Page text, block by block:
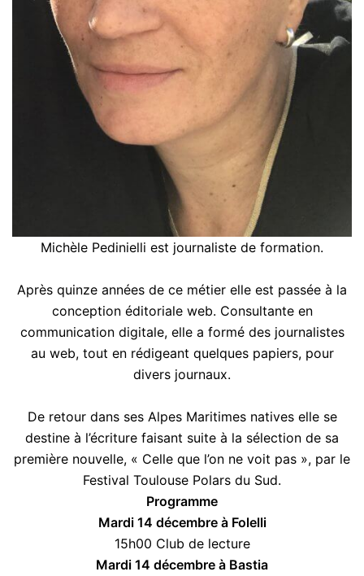
Michèle Pedinielli est journaliste de formation.
Après quinze années de ce métier elle est passée à la
conception éditoriale web. Consultante en
communication digitale, elle a formé des journalistes
au web, tout en rédigeant quelques papiers, pour
divers journaux.
De retour dans ses Alpes Maritimes natives elle se
destine à l’écriture faisant suite à la sélection de sa
première nouvelle, « Celle que l’on ne voit pas », par le
Festival Toulouse Polars du Sud.
Programme
Mardi 14 décembre à Folelli
15h00 Club de lecture
Mardi 14 décembre à Bastia